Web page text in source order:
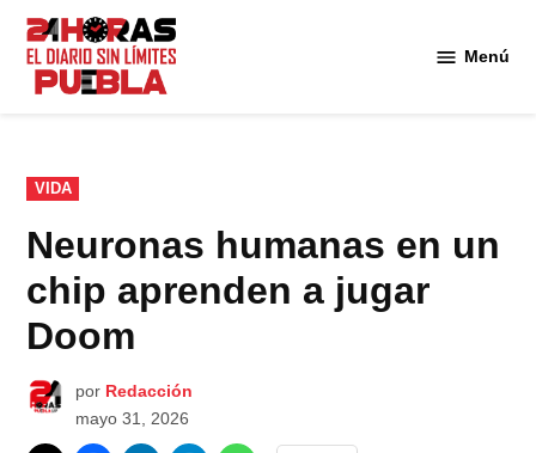
Saltar
contenido
Menú
PUBLICADO
EN
VIDA
Neuronas humanas en un
chip aprenden a jugar
Doom
por Redacción
mayo 31, 2026